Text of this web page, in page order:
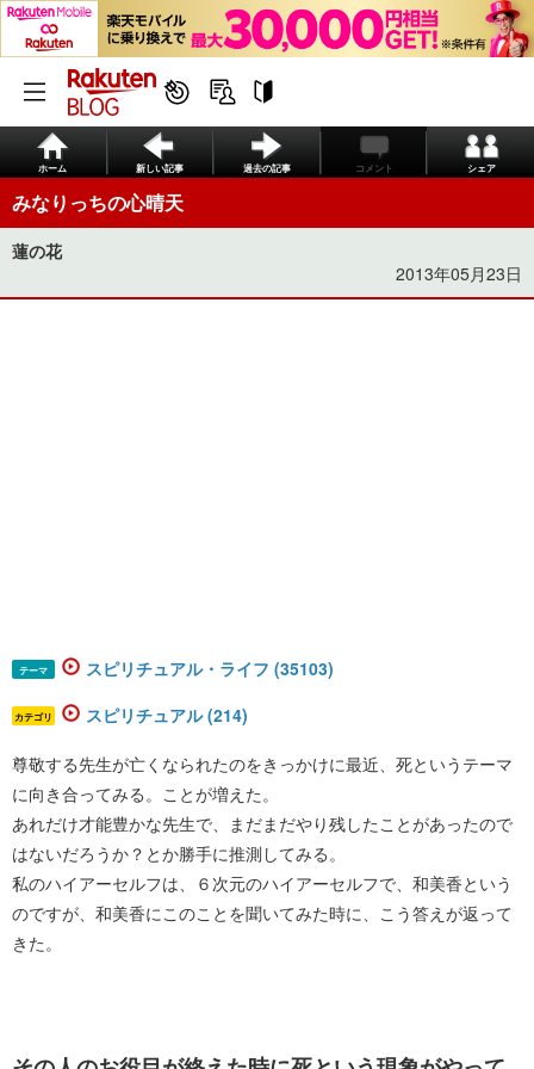
ホーム 新しい記事 過去の記事 コメント シェア
みなりっちの心晴天
蓮の花
2013年05月23日
テーマ スピリチュアル・ライフ (35103)
カテゴリ スピリチュアル (214)
尊敬する先生が亡くなられたのをきっかけに最近、死というテーマ
に向き合ってみる。ことが増えた。
あれだけ才能豊かな先生で、まだまだやり残したことがあったので
はないだろうか？とか勝手に推測してみる。
私のハイアーセルフは、６次元のハイアーセルフで、和美香という
のですが、和美香にこのことを聞いてみた時に、こう答えが返って
きた。